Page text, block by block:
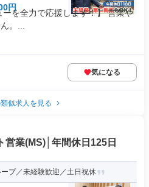
円
を全力で応援します！】 営業や
。...
気になる
似求人を見る
営業(MS)│年間休日125日
プ／未経験歓迎／土日祝休